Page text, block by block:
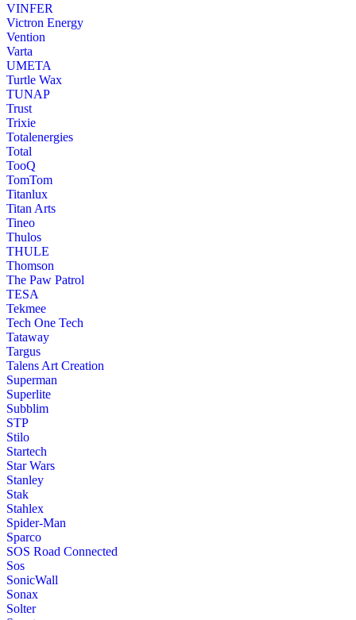
VINFER
Victron Energy
Vention
Varta
UMETA
Turtle Wax
TUNAP
Trust
Trixie
Totalenergies
Total
TooQ
TomTom
Titanlux
Titan Arts
Tineo
Thulos
THULE
Thomson
The Paw Patrol
TESA
Tekmee
Tech One Tech
Tataway
Targus
Talens Art Creation
Superman
Superlite
Subblim
STP
Stilo
Startech
Star Wars
Stanley
Stak
Stahlex
Spider-Man
Sparco
SOS Road Connected
Sos
SonicWall
Sonax
Solter